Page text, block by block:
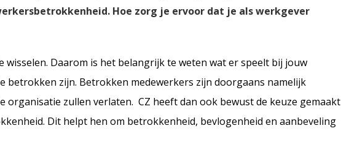
Hoe zorg je ervoor dat je als werkgever
wisselen. Daarom is het belangrijkte weten wat er speelt bij jouw
betrokken zijn. Betrokken medewerkers zijn doorgaans namelijk
organisatie zullen verlaten. CZ heeftdan ook bewust de keuze gemaakt
Dit helpt hen om betrokkenheid, bevlogenheid en aanbeveling